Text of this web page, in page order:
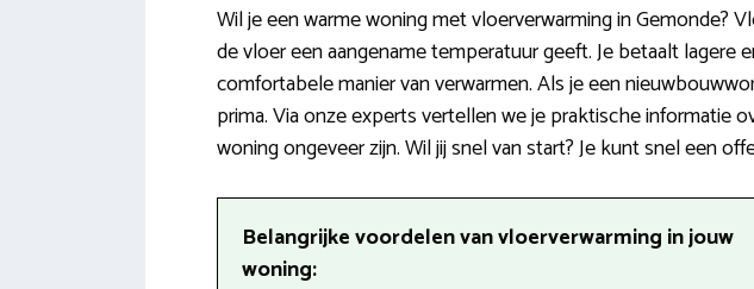
Wil je een warme woning met vloerverwarming in Gemonde?
de vloer een aangename temperatuur geeft. Je betaalt
comfortabele manier van verwarmen. Als je een
prima. Via onze experts vertellen we je praktische informatie
woning ongeveer zijn. Wil jij snel van start? Je kunt snel een
Belangrijke voordelen van vloerverwarming in jouw
woning: